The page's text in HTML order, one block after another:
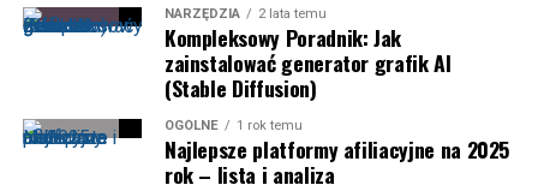
NARZĘDZIA 2 lata temu
Kompleksowy Poradnik: Jak
zainstalować generator grafik AI
(Stable Diffusion)
OGÓLNE 1 rok temu
Najlepsze platformy afiliacyjne na 2025
rok – lista i analiza